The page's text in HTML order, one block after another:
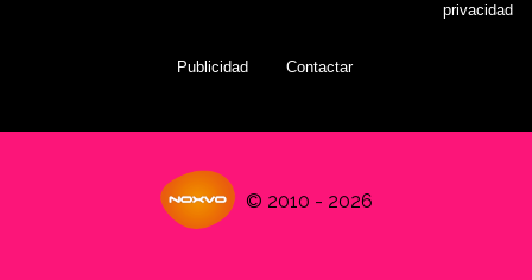
privacidad
Publicidad Contactar
© 2010 - 2026